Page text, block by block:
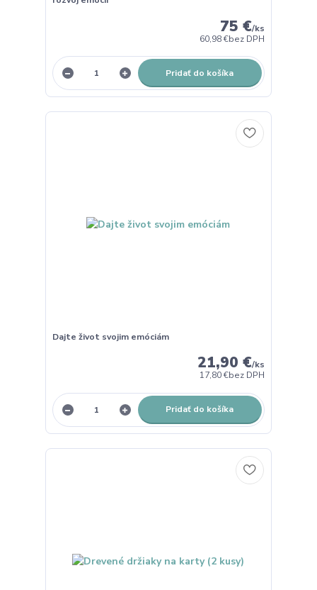
75 €/ks
60,98 €bez DPH
Pridať do košíka
Dajte život svojim emóciám
21,90 €/ks
17,80 €bez DPH
Pridať do košíka